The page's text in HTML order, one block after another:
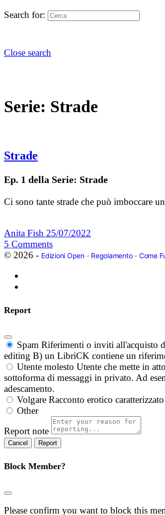
Search for:
Close search
Serie: Strade
Strade
Ep. 1 della Serie: Strade
Ci sono tante strade che può imboccare
Anita Fish 25/07/2022
5 Comments
© 2026 - Edizioni Open- Regolamento- Come
Report
Spam Riferimenti o inviti all'acquisto
editing B) un LibriCK contiene un
Utente molesto Utente che mette in
sottoforma di messaggi in privato. Ad
adescamento.
Volgare Racconto erotico
Other
Report note
Report
Block Member?
Please confirm you want to block this